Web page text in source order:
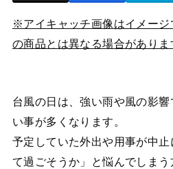
※アイキャッチ画像はイメー
の商品とは異なる場合がありま
台風の日は、強い雨や風の影
い事が多くなります。
予定していた外出や用事が中
て過ごそうか」と悩んでしまう